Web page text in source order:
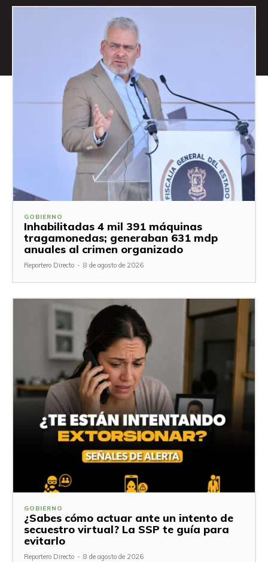
GOBIERNO
Inhabilitadas 4 mil 391 máquinas
tragamonedas; generaban 631 mdp
anuales al crimen organizado
Reportero Directo - 8 de agosto de 2026
GOBIERNO
¿Sabes cómo actuar ante un intento de
secuestro virtual? La SSP te guía para
evitarlo
Reportero Directo - 8 de agosto de 2026